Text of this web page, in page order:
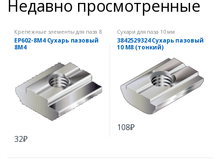
Недавно просмотренные
Крепежные элементы для паза 8
мм
EP602-8M4 Сухарь пазовый
8М4
32₽
Сухари для паза 10 мм
3842529324 Сухарь пазовый
10 М8 (тонкий)
108₽